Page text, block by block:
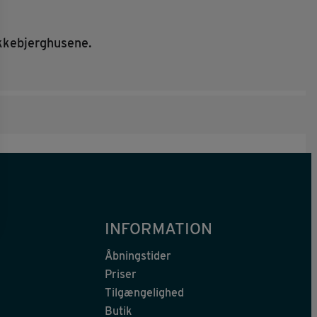
INFORMATION
Åbningstider
Priser
Tilgængelighed
Butik